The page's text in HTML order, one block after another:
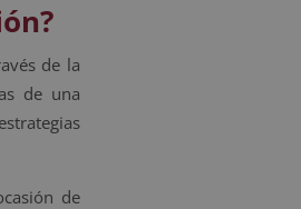
de la
de una
de